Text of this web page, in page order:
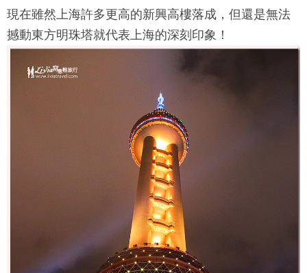
現在雖然上海許多更高的新興高樓落成，但還是無法
撼動東方明珠塔就代表上海的深刻印象！